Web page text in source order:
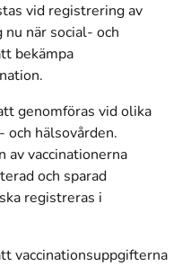
vid registrering av
när social- och
bekämpa
genomföras vid olika
hälsovården.
av vaccinationerna
och sparad
registreras i
vaccinationsuppgifterna